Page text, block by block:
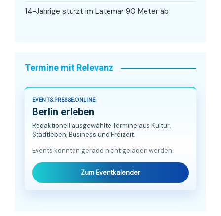
14-Jährige stürzt im Latemar 90 Meter ab
Termine mit Relevanz
EVENTS.PRESSE.ONLINE
Berlin erleben
Redaktionell ausgewählte Termine aus Kultur,
Stadtleben, Business und Freizeit.
Events konnten gerade nicht geladen werden.
Zum Eventkalender